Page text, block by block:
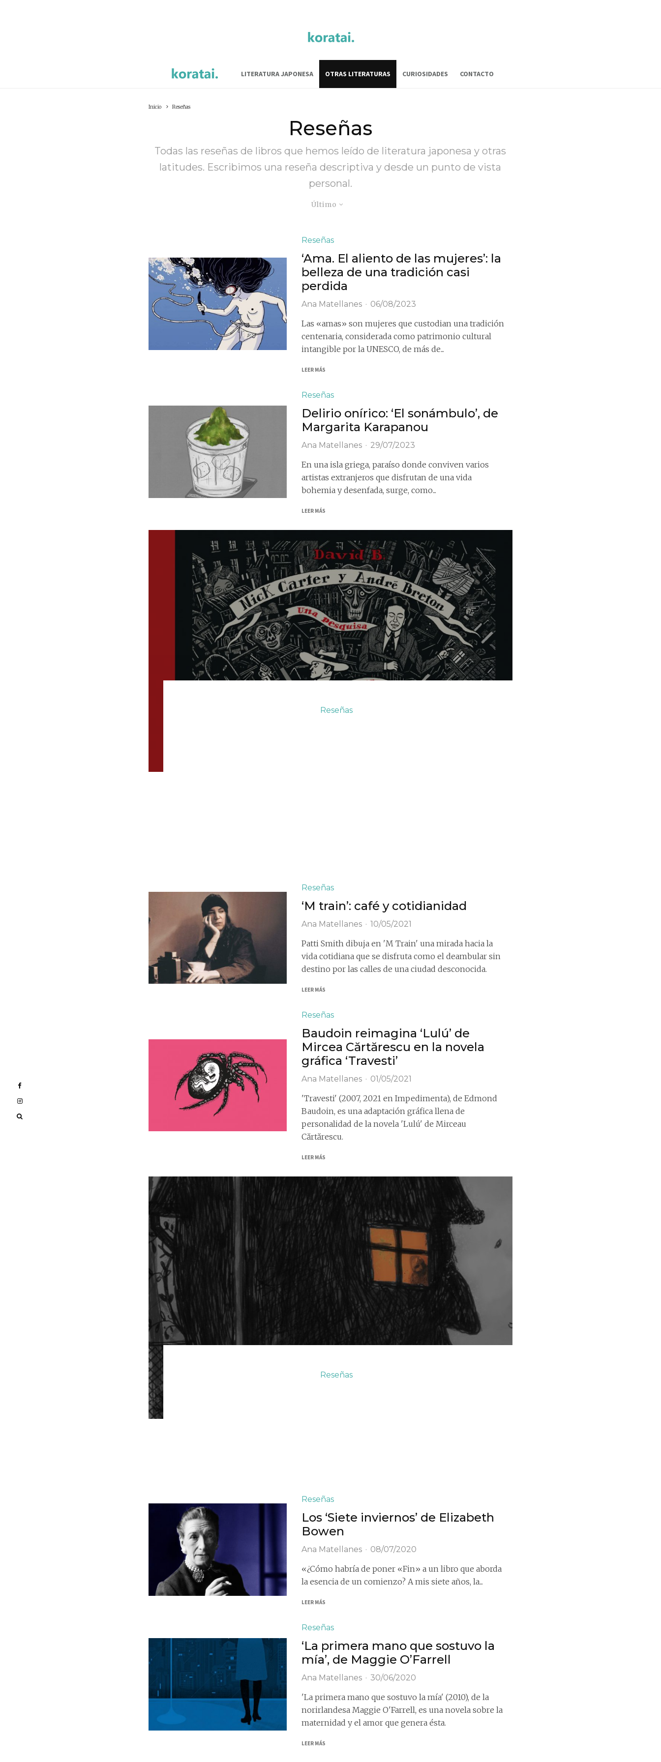
LITERATURA JAPONESA OTRAS LITERATURAS CURIOSIDADES CONTACTO
Inicio Reseñas
Reseñas
Todas las reseñas de libros que hemos leído de literatura japonesa y otras
latitudes. Escribimos una reseña descriptiva y desde un punto de vista
personal.
Último
Reseñas
‘Ama. El aliento de las mujeres’: la
belleza de una tradición casi
perdida
Ana Matellanes · 06/08/2023
Las «amas» son mujeres que custodian una tradición
centenaria, considerada como patrimonio cultural
intangible por la UNESCO, de más de...
LEER MÁS
Reseñas
Delirio onírico: ‘El sonámbulo’, de
Margarita Karapanou
Ana Matellanes · 29/07/2023
En una isla griega, paraíso donde conviven varios
artistas extranjeros que disfrutan de una vida
bohemia y desenfada, surge, como...
LEER MÁS
Reseñas
Reseñas
‘M train’: café y cotidianidad
Ana Matellanes · 10/05/2021
Patti Smith dibuja en 'M Train' una mirada hacia la
vida cotidiana que se disfruta como el deambular sin
destino por las calles de una ciudad desconocida.
LEER MÁS
Reseñas
Baudoin reimagina ‘Lulú’ de
Mircea Cărtărescu en la novela
gráfica ‘Travesti’
Ana Matellanes · 01/05/2021
'Travesti' (2007, 2021 en Impedimenta), de Edmond
Baudoin, es una adaptación gráfica llena de
personalidad de la novela 'Lulú' de Mirceau
Cărtărescu.
LEER MÁS
Reseñas
Reseñas
Los ‘Siete inviernos’ de Elizabeth
Bowen
Ana Matellanes · 08/07/2020
«¿Cómo habría de poner «Fin» a un libro que aborda
la esencia de un comienzo? A mis siete años, la...
LEER MÁS
Reseñas
‘La primera mano que sostuvo la
mía’, de Maggie O’Farrell
Ana Matellanes · 30/06/2020
'La primera mano que sostuvo la mía' (2010), de la
norirlandesa Maggie O'Farrell, es una novela sobre la
maternidad y el amor que genera ésta.
LEER MÁS